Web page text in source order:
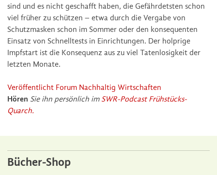
sind und es nicht geschafft haben, die Gefährdetsten schon
viel früher zu schützen – etwa durch die Vergabe von
Schutzmasken schon im Sommer oder den konsequenten
Einsatz von Schnelltests in Einrichtungen. Der holprige
Impfstart ist die Konsequenz aus zu viel Tatenlosigkeit der
letzten Monate.
Veröffentlicht Forum Nachhaltig Wirtschaften
Hören Sie ihn persönlich im SWR-Podcast Frühstücks-
Quarch.
Bücher-Shop